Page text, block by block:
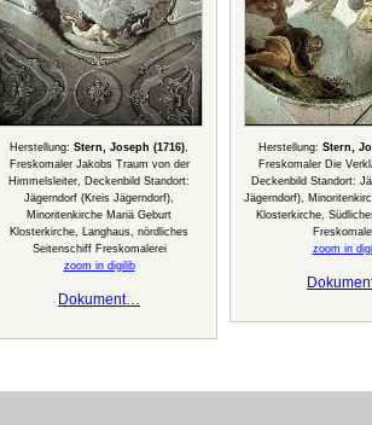
Herstellung: Stern, Joseph (1716)
Freskomaler Jakobs Traum von der
Himmelsleiter, Deckenbild Standort:
Jägerndorf (Kreis Jägerndorf),
Minoritenkirche Mariä Geburt
Klosterkirche, Langhaus, nördliches
Seitenschiff Freskomalerei
zoom in digilib
Dokument…
Herstellung: Stern,
Freskomaler Die
Deckenbild Standort:
Jägerndorf),
Klosterkirche,
zoom in